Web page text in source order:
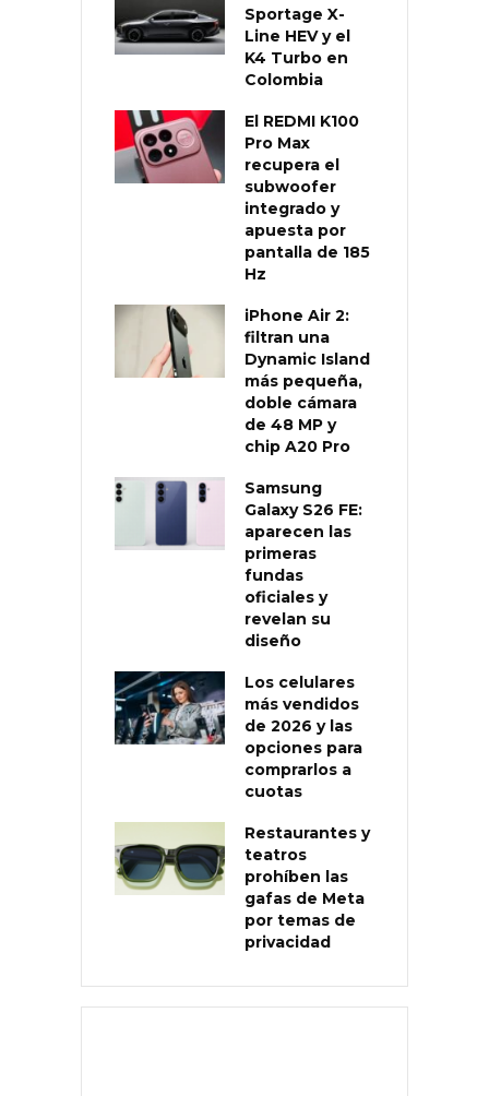
Sportage X-
Line HEV y el
K4 Turbo en
Colombia
El REDMI K100
Pro Max
recupera el
subwoofer
integrado y
apuesta por
pantalla de 185
Hz
iPhone Air 2:
filtran una
Dynamic Island
más pequeña,
doble cámara
de 48 MP y
chip A20 Pro
Samsung
Galaxy S26 FE:
aparecen las
primeras
fundas
oficiales y
revelan su
diseño
Los celulares
más vendidos
de 2026 y las
opciones para
comprarlos a
cuotas
Restaurantes y
teatros
prohíben las
gafas de Meta
por temas de
privacidad